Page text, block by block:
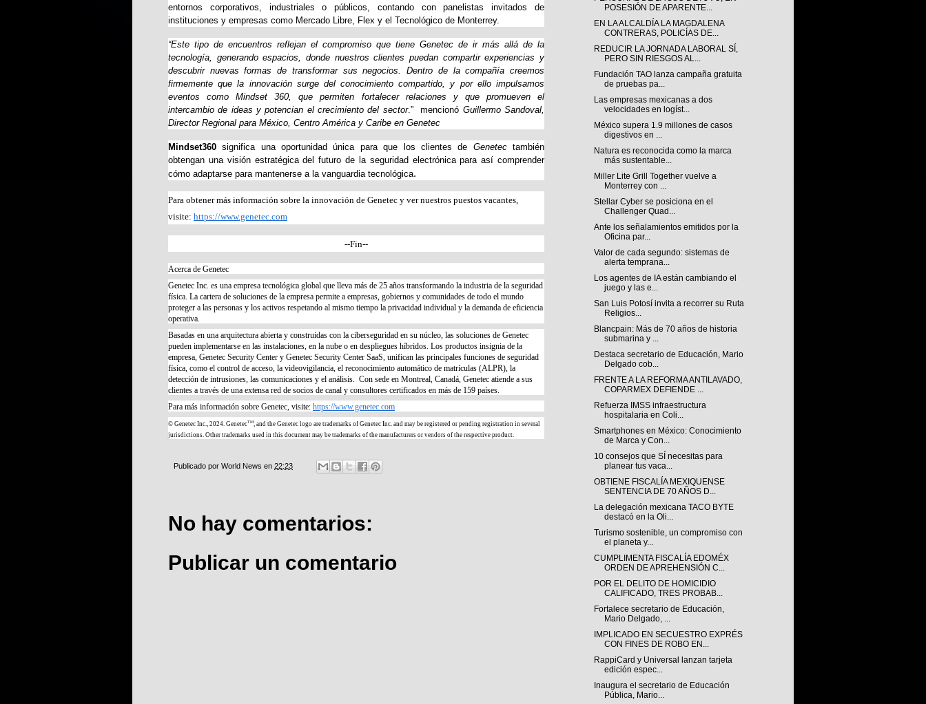
entornos corporativos, industriales o públicos, contando con panelistas invitados de
instituciones y empresas como Mercado Libre, Flex y el Tecnológico de Monterrey.
“Este tipo de encuentros reflejan el compromiso que tiene Genetec de ir más allá de la
tecnología, generando espacios, donde nuestros clientes puedan compartir experiencias y
descubrir nuevas formas de transformar sus negocios. Dentro de la compañía creemos
firmemente que la innovación surge del conocimiento compartido, y por ello impulsamos
eventos como Mindset 360, que permiten fortalecer relaciones y que promueven el
intercambio de ideas y potencian el crecimiento del sector.” mencionó Guillermo Sandoval,
Director Regional para México, Centro América y Caribe en Genetec
Mindset360 significa una oportunidad única para que los clientes de Genetectambién
obtengan una visión estratégica del futuro de la seguridad electrónica para así comprender
cómo adaptarse para mantenerse a la vanguardia tecnológica.
Para obtener más información sobre la innovación de Genetec y ver nuestros puestos vacantes,
visite: https://www.genetec.com
--Fin--
Acerca de Genetec
Genetec Inc. es una empresa tecnológica global que lleva más de 25 años transformando la industria de la seguridad
física. La cartera de soluciones de la empresa permite a empresas, gobiernos y comunidades de todo el mundo
proteger a las personas y los activos respetando al mismo tiempo la privacidad individual y la demanda de eficiencia
operativa.
Basadas en una arquitectura abierta y construidas con la ciberseguridad en su núcleo, las soluciones de Genetec
pueden implementarse en las instalaciones, en la nube o en despliegues híbridos. Los productos insignia de la
empresa, Genetec Security Center y Genetec Security Center SaaS, unifican las principales funciones de seguridad
física, como el control de acceso, la videovigilancia, el reconocimiento automático de matrículas (ALPR), la
detección de intrusiones, las comunicaciones y el análisis. Con sede en Montreal, Canadá, Genetec atiende a sus
clientes a través de una extensa red de socios de canal y consultores certificados en más de 159 países.
Para más información sobre Genetec, visite: https://www.genetec.com
© Genetec Inc., 2024. GenetecTM
, and the Genetec logo are trademarks of Genetec Inc. and may be registered or pending registration in several
jurisdictions. Other trademarks used in this document may be trademarks of the manufacturers or vendors of the respective product.
Publicado por World News en 22:23
No hay comentarios:
Publicar un comentario
POSESIÓN DE APARENTE...
EN LA ALCALDÍA LA MAGDALENA
CONTRERAS, POLICÍAS DE...
REDUCIR LA JORNADA LABORAL SÍ,
PERO SIN RIESGOS AL...
Fundación TAO lanza campaña gratuita
de pruebas pa...
Las empresas mexicanas a dos
velocidades en logíst...
México supera 1.9 millones de casos
digestivos en ...
Natura es reconocida como la marca
más sustentable...
Miller Lite Grill Together vuelve a
Monterrey con ...
Stellar Cyber ​​se posiciona en el
Challenger Quad...
Ante los señalamientos emitidos por la
Oficina par...
Valor de cada segundo: sistemas de
alerta temprana...
Los agentes de IA están cambiando el
juego y las e...
San Luis Potosí invita a recorrer su Ruta
Religios...
Blancpain: Más de 70 años de historia
submarina y ...
Destaca secretario de Educación, Mario
Delgado cob...
FRENTE A LA REFORMA ANTILAVADO,
COPARMEX DEFIENDE ...
Refuerza IMSS infraestructura
hospitalaria en Coli...
Smartphones en México: Conocimiento
de Marca y Con...
10 consejos que SÍ necesitas para
planear tus vaca...
OBTIENE FISCALÍA MEXIQUENSE
SENTENCIA DE 70 AÑOS D...
La delegación mexicana TACO BYTE
destacó en la Oli...
Turismo sostenible, un compromiso con
el planeta y...
CUMPLIMENTA FISCALÍA EDOMÉX
ORDEN DE APREHENSIÓN C...
POR EL DELITO DE HOMICIDIO
CALIFICADO, TRES PROBAB...
Fortalece secretario de Educación,
Mario Delgado, ...
IMPLICADO EN SECUESTRO EXPRÉS
CON FINES DE ROBO EN...
RappiCard y Universal lanzan tarjeta
edición espec...
Inaugura el secretario de Educación
Pública, Mario...